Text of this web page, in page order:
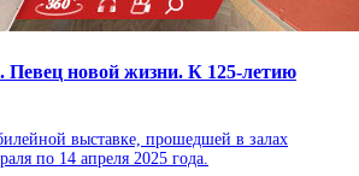
Певец новой жизни. К 125-летию
выставке, прошедшей в залах
по 14 апреля 2025 года.